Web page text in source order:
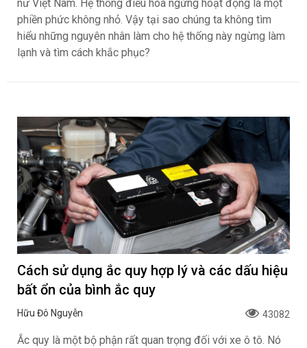
nư Việt Nam. Hệ thống điều hòa ngừng hoạt động là một
phiền phức không nhỏ. Vậy tại sao chúng ta không tìm
hiểu những nguyên nhân làm cho hệ thống này ngừng làm
lạnh và tìm cách khắc phục?
Cách sử dụng ắc quy hợp lý và các dấu hiệu
bất ổn của bình ắc quy
Hữu Đô Nguyễn 43082
Ắc quy là một bộ phận rất quan trọng đối với xe ô tô. Nó